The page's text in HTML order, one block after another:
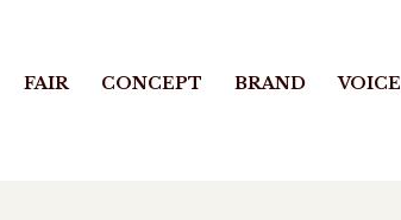
FAIR CONCEPT BRAND VOICE